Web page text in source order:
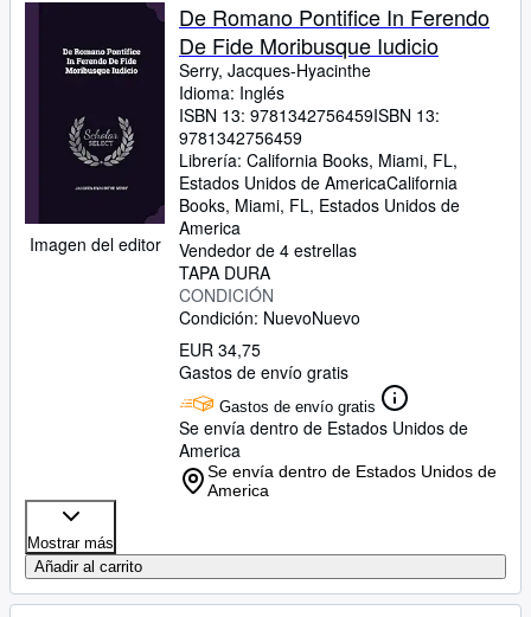
Imagen del editor
De Romano Pontifice In Ferendo
De Fide Moribusque Iudicio
Serry, Jacques-Hyacinthe
Idioma: Inglés
ISBN 13: 9781342756459ISBN 13:
9781342756459
Librería: California Books, Miami, FL,
Estados Unidos de AmericaCalifornia
Books, Miami, FL, Estados Unidos de
America
Vendedor de 4 estrellas
TAPA DURA
CONDICIÓN
Condición: NuevoNuevo
EUR 34,75
Gastos de envío gratis
Gastos de envío gratis
Se envía dentro de Estados Unidos de
America
Se envía dentro de Estados Unidos de
America
Mostrar más
Añadir al carrito